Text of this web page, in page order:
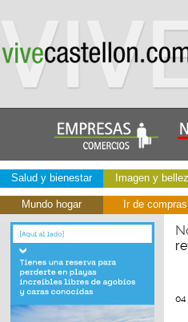
Salud y bienestar Imagen y
Mundo hogar Ir de compras
04